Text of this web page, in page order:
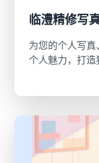
临澧精修写
为您的个人写
个人魅力，打造